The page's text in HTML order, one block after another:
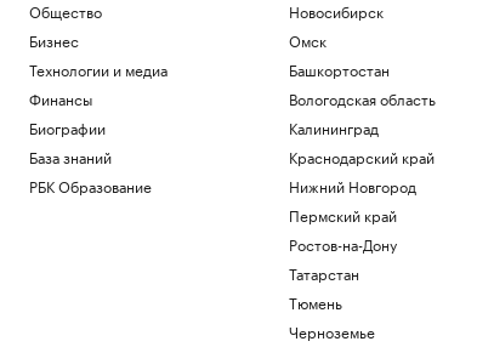
Общество
Бизнес
Технологии и медиа
Финансы
Биографии
База знаний
РБК Образование
Новосибирск
Омск
Башкортостан
Вологодская область
Калининград
Краснодарский край
Нижний Новгород
Пермский край
Ростов-на-Дону
Татарстан
Тюмень
Черноземье